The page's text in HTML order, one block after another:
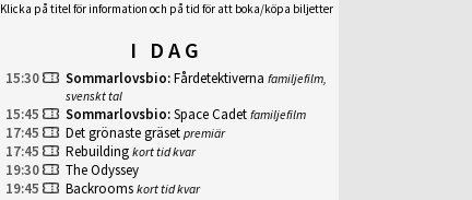
Klicka på titel för information och på tid för att boka/köpa biljetter
I DAG
15:30 Sommarlovsbio:Fårdetektiverna familjefilm,
svenskt tal
15:45 Sommarlovsbio:Space Cadet familjefilm
17:45 Det grönaste gräset premiär
17:45 Rebuilding kort tid kvar
19:30
The Odyssey
19:45
Backrooms kort tid kvar